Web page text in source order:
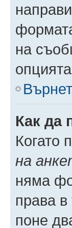
на
Как да
Когато
на
няма
права
поне